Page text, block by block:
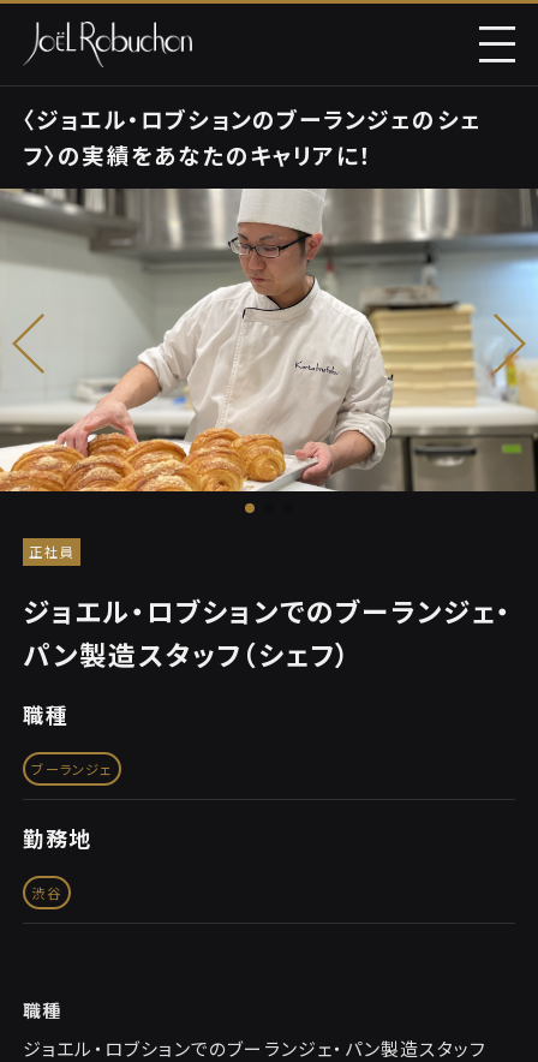
〈ジョエル・ロブションのブーランジェのシェ
フ〉の実績をあなたのキャリアに！
正社員
ジョエル・ロブションでのブーランジェ・
パン製造スタッフ（シェフ）
職種
ブーランジェ
勤務地
渋谷
職種
ジョエル・ロブションでのブーランジェ・パン製造スタッフ